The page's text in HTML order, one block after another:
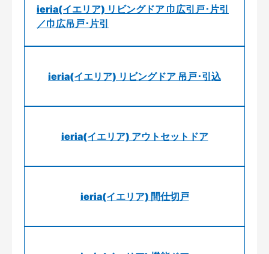
ieria(イエリア) リビングドア 巾広引戸･片引
／巾広吊戸･片引
ieria(イエリア) リビングドア 吊戸･引込
ieria(イエリア) アウトセットドア
ieria(イエリア) 間仕切戸